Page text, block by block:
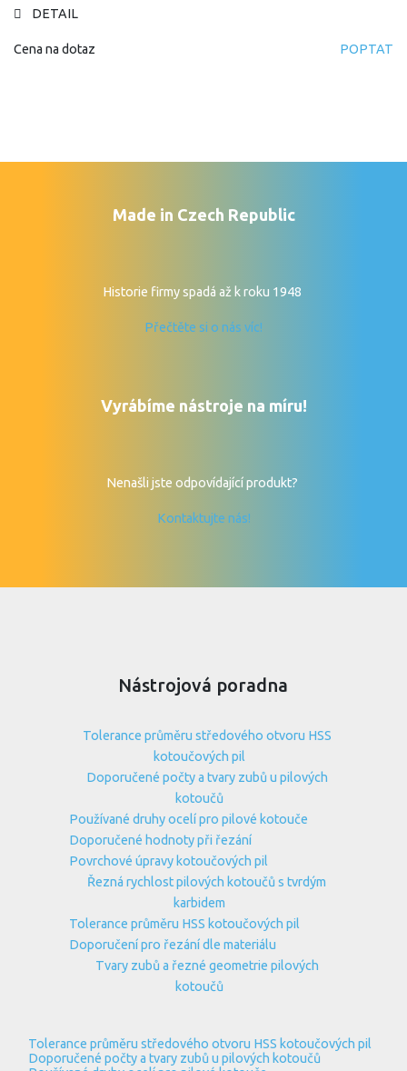
DETAIL
Cena na dotaz POPTAT
Made in Czech Republic
Historie firmy spadá až k roku 1948
Přečtěte si o nás víc!
Vyrábíme nástroje na míru!
Nenašli jste odpovídající produkt?
Kontaktujte nás!
Nástrojová poradna
Tolerance průměru středového otvoru HSS
kotoučových pil
Doporučené počty a tvary zubů u pilových
kotoučů
Používané druhy ocelí pro pilové kotouče
Doporučené hodnoty při řezání
Povrchové úpravy kotoučových pil
Řezná rychlost pilových kotoučů s tvrdým
karbidem
Tolerance průměru HSS kotoučových pil
Doporučení pro řezání dle materiálu
Tvary zubů a řezné geometrie pilových
kotoučů
Tolerance průměru středového otvoru HSS kotoučových pil
Doporučené počty a tvary zubů u pilových kotoučů